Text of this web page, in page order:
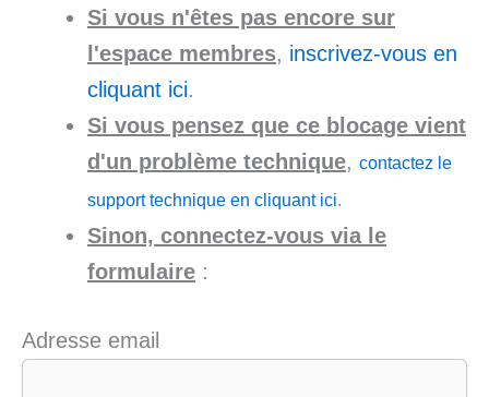
Si vous n'êtes pas encore sur
l'espace membres, inscrivez-vous en
cliquant ici.
Si vous pensez que ce blocage vient
d'un problème technique, contactez le
support technique en cliquant ici.
Sinon, connectez-vous via le
formulaire :
Adresse email